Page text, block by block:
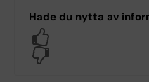
Hade du nytta av